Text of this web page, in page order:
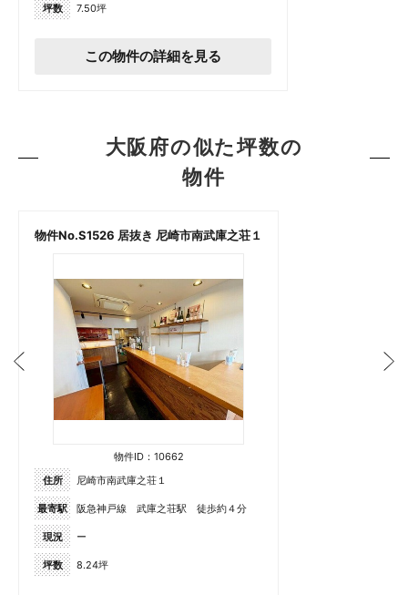
坪数 7.50坪
この物件の詳細を見る
大阪府の似た坪数の
物件
物件No.S1526 居抜き 尼崎市南武庫之荘１
物件ID：10662
住所
尼崎市南武庫之荘１
最寄駅 阪急神戸線 武庫之荘駅 徒歩約４分
現況 ー
坪数 8.24坪